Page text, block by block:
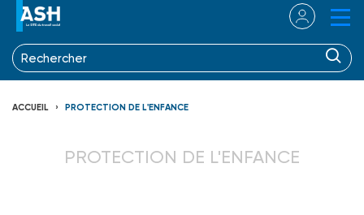
ACCUEIL PROTECTION DE L'ENFANCE
PROTECTION DE L'ENFANCE